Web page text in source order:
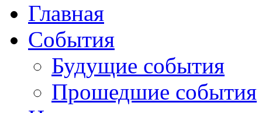
Главная
События
Будущие события
Прошедшие события